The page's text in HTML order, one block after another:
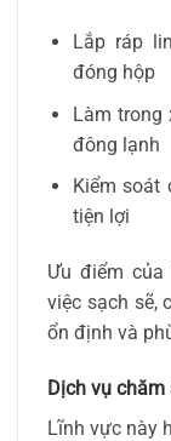
Lắp ráp
đóng hộp
Làm trong
đông lạnh
Kiểm soát
tiện lợi
Ưu điểm
việc sạch sẽ,
ổn định và
Dịch vụ
Lĩnh vực này